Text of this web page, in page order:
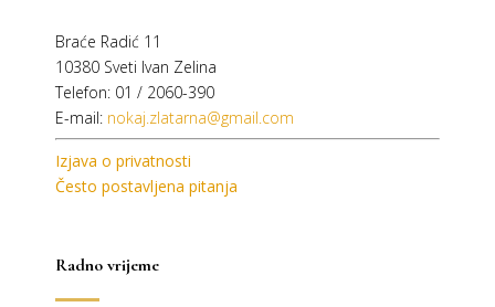
Braće Radić 11
10380 Sveti Ivan Zelina
Telefon: 01 / 2060-390
E-mail: nokaj.zlatarna@gmail.com
Izjava o privatnosti
Često postavljena pitanja
Radno vrijeme